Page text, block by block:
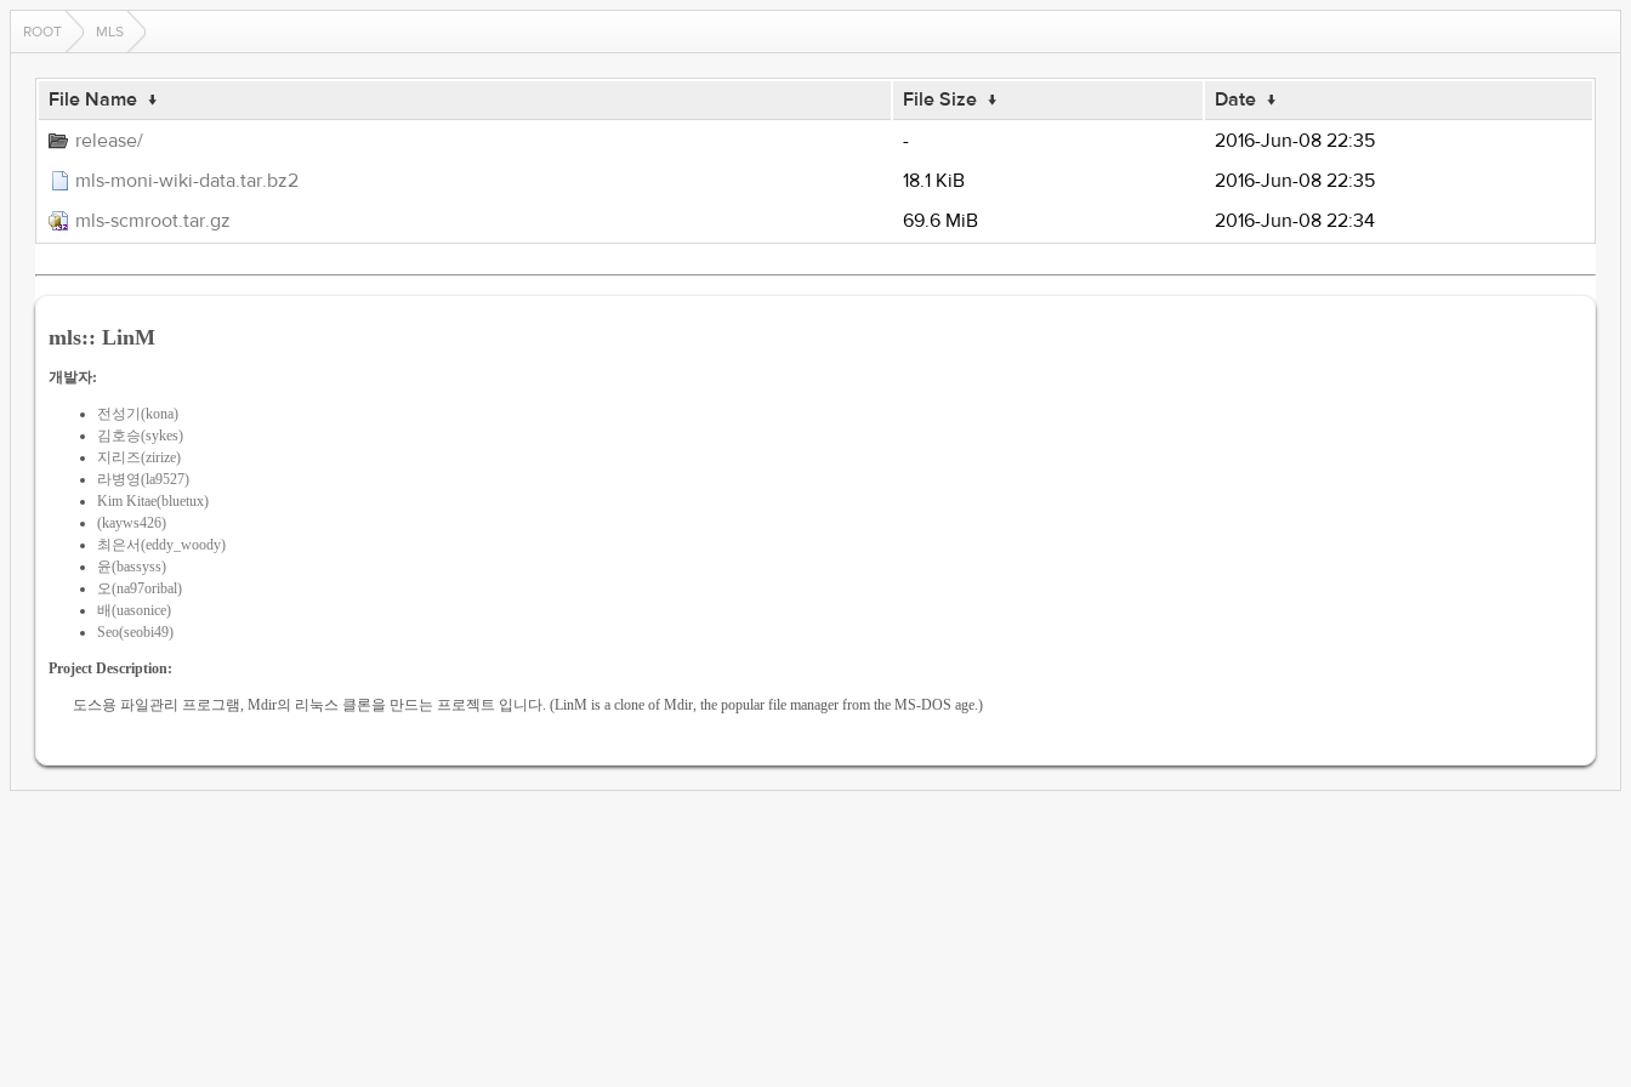
ROOT MLS
File Name ↓ File Size ↓ Date ↓
release/
-
2016-Jun-08 22:35
mls-moni-wiki-data.tar.bz2
18.1 KiB
2016-Jun-08 22:35
mls-scmroot.tar.gz
69.6 MiB 2016-Jun-08 22:34
mls:: LinM
개발자:
전성기(kona)
김호승(sykes)
지리즈(zirize)
라병영(la9527)
Kim Kitae(bluetux)
(kayws426)
최은서(eddy_woody)
윤(bassyss)
오(na97oribal)
배(uasonice)
Seo(seobi49)
Project Description:
도스용 파일관리 프로그램, Mdir의 리눅스 클론을 만드는 프로젝트 입니다. (LinM is a clone of Mdir, the popular file manager from the MS-DOS age.)